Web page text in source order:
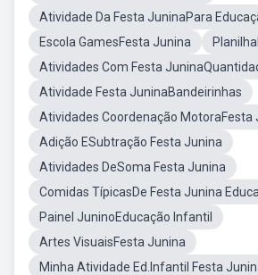
Atividade Da Festa JuninaPara
Escola GamesFesta Junina
Atividades Com Festa
Atividade Festa JuninaBandeirinhas
Atividades Coordenação MotoraFesta
Adição ESubtração Festa Junina
Atividades DeSoma Festa Junina
Comidas TípicasDe Festa Junina
Painel JuninoEducação Infantil
Artes VisuaisFesta Junina
Minha Atividade Ed.Infantil Festa